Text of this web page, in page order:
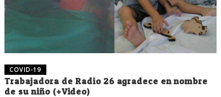
COVID-19
Trabajadora de Radio 26 agradece en nombre
de su niño (+Video)